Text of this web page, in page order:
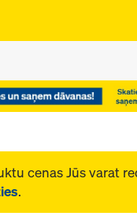
cenas Jūs varat
.